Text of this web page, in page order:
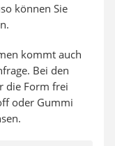
können Sie
kommt auch
Bei den
die Form frei
oder Gummi